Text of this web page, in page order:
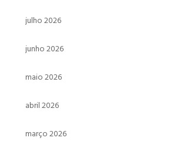
julho 2026
junho 2026
maio 2026
abril 2026
março 2026